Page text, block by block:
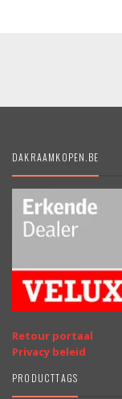
DAKRAAMKOPEN.BE
Retour portaal
Privacy beleid
PRODUCTTAGS